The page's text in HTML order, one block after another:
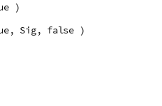
)
Sig, false )